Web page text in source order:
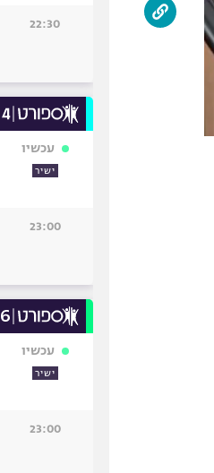
22:30
עכשיו
ישיר
23:00
עכשיו
ישיר
23:00